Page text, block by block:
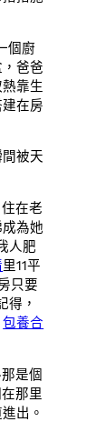
個廚
爸爸
靠生
在房
被天
在老
為她
人肥
里11平
只要
得，
包養合
是個
那里
出。